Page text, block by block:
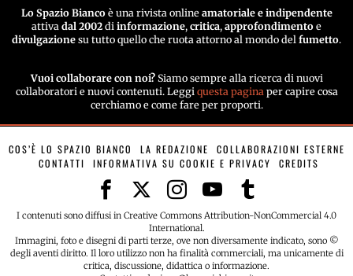
Lo Spazio Biancoè una rivista online amatoriale e indipendente
attiva dal 2002 di informazione, critica, approfondimento e
divulgazione su tutto quello che ruota attorno al mondo del fumetto.
Vuoi collaborare con noi? Siamo sempre alla ricerca di nuovi
collaboratori e nuovi contenuti. Leggi questa pagina per capire cosa
cerchiamo e come fare per proporti.
COS’È LO SPAZIO BIANCO LA REDAZIONE
COLLABORAZIONI ESTERNE
CONTATTI
INFORMATIVA SU COOKIE E PRIVACY CREDITS
I contenuti sono diffusi in Creative Commons Attribution-NonCommercial 4.0
International.
Immagini, foto e disegni di parti terze, ove non diversamente indicato, sono ©
degli aventi diritto. Il loro utilizzo non ha finalità commerciali, ma unicamente di
critica, discussione, didattica o informazione.